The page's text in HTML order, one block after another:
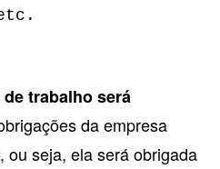
trabalho será
da empresa
ou seja, ela será obrigada